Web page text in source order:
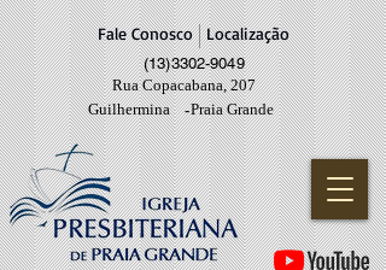
Fale Conosco Localização
(13)3302-9049
Rua Copacabana, 207
Guilhermina
Praia Grande
-